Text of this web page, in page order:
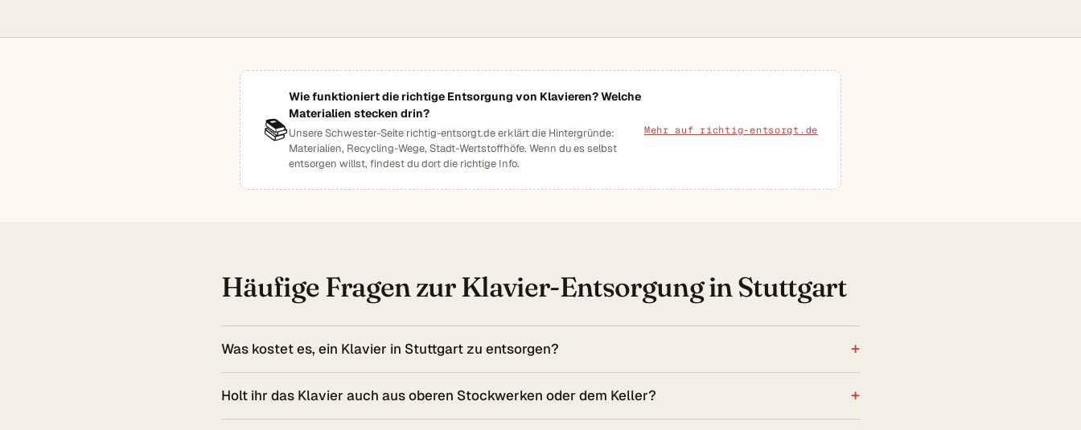
📚
Wie funktioniert die richtige Entsorgung von Klavieren? Welche
Materialien stecken drin?
Unsere Schwester-Seite richtig-entsorgt.de erklärt die Hintergründe:
Materialien, Recycling-Wege, Stadt-Wertstoffhöfe. Wenn du es selbst
entsorgen willst, findest du dort die richtige Info.
Mehr auf richtig-entsorgt.de
Häufige Fragen zur Klavier-Entsorgung in Stuttgart
Was kostet es, ein Klavier in Stuttgart zu entsorgen?
Holt ihr das Klavier auch aus oberen Stockwerken oder dem Keller?